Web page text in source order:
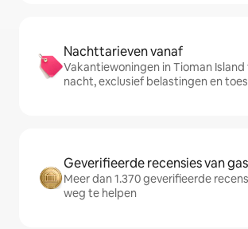
Nachttarieven vanaf
Vakantiewoningen in Tioman Island
nacht, exclusief belastingen en
Geverifieerde recensies van
Meer dan 1.370 geverifieerde
weg te helpen